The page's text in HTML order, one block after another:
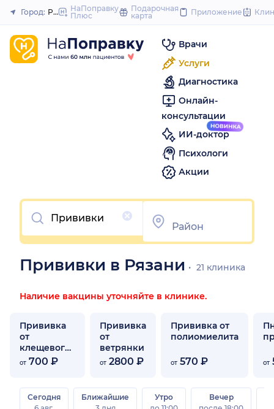
to
Закрыть
Город: РязаньНаПоправку
Плюс
Подарочная
карта
Приложение
Врачи
Услуги
Диагностика
Онлайн-
консультации
ИИ-доктор
Психологи
Акции
Очистить
Прививки в Рязани 21 клиника
Наличие вакцины уточняйте в клинике.
Прививка
от
клещевого
энцефалита
от 700 ₽
Прививка
от
ветрянки
от 2800 ₽
Прививка от
полиомиелита
от 570 ₽ от
Сегодня
Ближайшие
Утро
Вечер